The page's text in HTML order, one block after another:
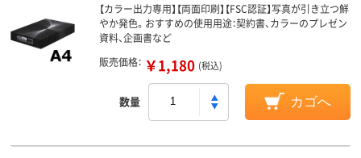
【カラー出力専用】【両面印刷】【FSC認証】写真が引き立つ鮮
やか発色。おすすめの使用用途：契約書、カラーのプレゼン
資料、企画書など
販売価格： ￥1,180 (税込)
数量 カゴへ